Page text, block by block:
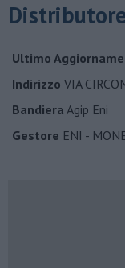
Distributore
Ultimo
Indirizzo VIA
Bandiera Agip Eni
Gestore ENI -